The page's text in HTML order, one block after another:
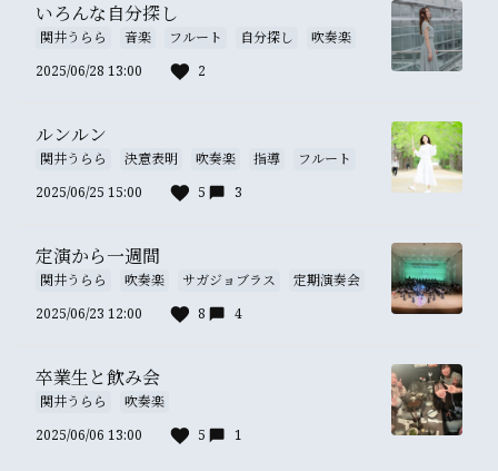
いろんな自分探し
関井うらら 音楽 フルート 自分探し
吹奏楽
2025/06/28 13:00
2
ルンルン
関井うらら 決意表明 吹奏楽 指導
フルート
2025/06/25 15:00
5 3
定演から一週間
関井うらら 吹奏楽 サガジョブラス
定期演奏会
2025/06/23 12:00
8 4
卒業生と飲み会
関井うらら
吹奏楽
2025/06/06 13:00
5 1